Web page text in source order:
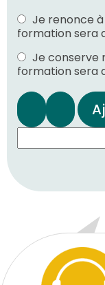
Je renonce
formation sera
Je conserve
formation sera